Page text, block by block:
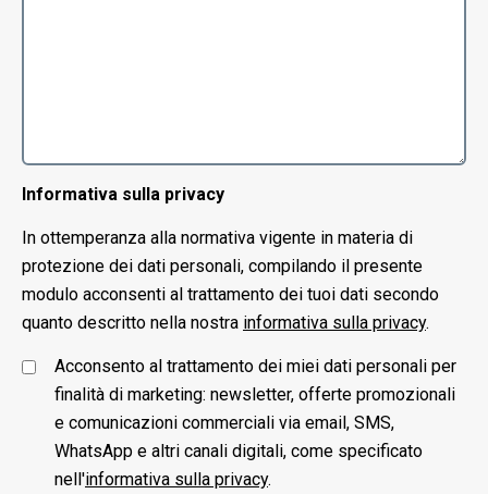
Informativa sulla privacy
In ottemperanza alla normativa vigente in materia di
protezione dei dati personali, compilando il presente
modulo acconsenti al trattamento dei tuoi dati secondo
quanto descritto nella nostra informativa sulla privacy.
Acconsento al trattamento dei miei dati personali per
finalità di marketing: newsletter, offerte promozionali
e comunicazioni commerciali via email, SMS,
WhatsApp e altri canali digitali, come specificato
nell'informativa sulla privacy.